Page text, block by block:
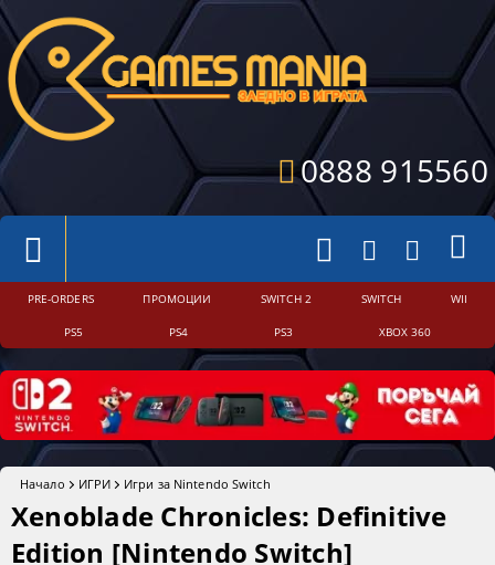
0888 915560
PRE-ORDERS ПРОМОЦИИ SWITCH 2 SWITCH WII
PS5 PS4 PS3 XBOX 360
Начало ИГРИ Игри за Nintendo Switch
Xenoblade Chronicles: Definitive
Edition [Nintendo Switch]